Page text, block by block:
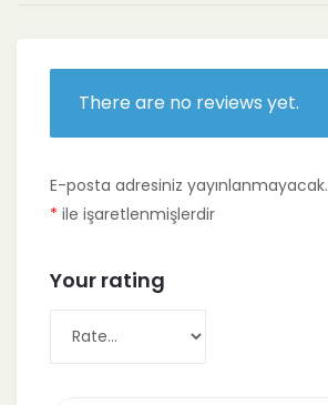
There are no reviews yet.
E-posta adresiniz yayınlanmayacak.
* ile işaretlenmişlerdir
Your rating